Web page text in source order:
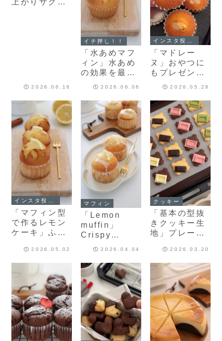
2026.06.16
イチ押し！！
「水あめマフ
ィン」水あめ
の効果を最大
レシピを2つ
紹介！
2026.06.06
「マドレー
ヌ」おやつに
もプレゼント
マドレーヌの
レシピを紹介♪
2026.05.28
「マフィン型
で作るレモン
ケーキ」ふん
レモンがよく
合う！簡単レ
モンケーキの
レシピを紹介
します
2026.05.02
マフィン
「Lemon
muffin」
Crispy
and
delicious.英
語版レシピの
リクエストに
お応えしまし
た。
2026.04.04
クッキー
「基本の型抜
きクッキー生
地」プレーン
生地を同時に
作る！簡単レ
シピを紹介し
ます
2026.03.20